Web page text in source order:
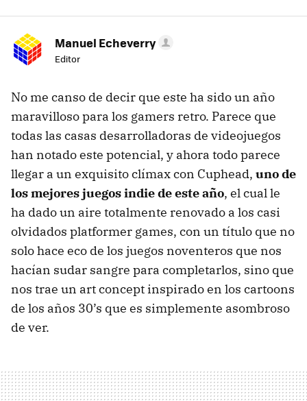
Manuel Echeverry
Editor
No me canso de decir que este ha sido un año
maravilloso para los gamers retro. Parece que
todas las casas desarrolladoras de videojuegos
han notado este potencial, y ahora todo parece
llegar a un exquisito clímax con Cuphead, uno de
los mejores juegos indie de este año, el cual le
ha dado un aire totalmente renovado a los casi
olvidados platformer games, con un título que no
solo hace eco de los juegos noventeros que nos
hacían sudar sangre para completarlos, sino que
nos trae un art concept inspirado en los cartoons
de los años 30’s que es simplemente asombroso
de ver.